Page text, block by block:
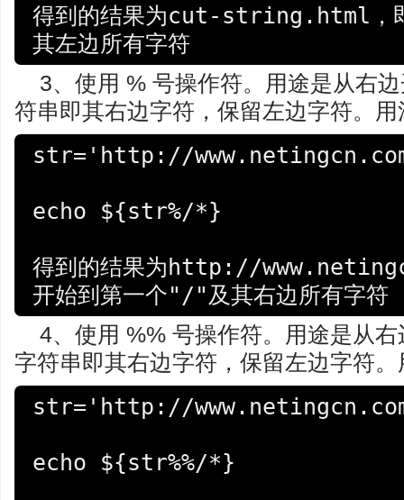
得到的结果为cut-string.html，
其左边所有字符
3、使用 % 号操作符。用途是从右
符串即其右边字符，保留左边字符。
str='http://
echo ${str%/*}
得到的结果为http://
开始到第一个"/"及其右边所有字符
4、使用 %% 号操作符。用途是从
字符串即其右边字符，保留左边字符
str='http://
echo ${str%%/*}